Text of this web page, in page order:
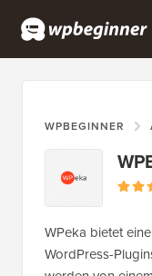
WPBEGINNER
WPeka bietet
WordPress-